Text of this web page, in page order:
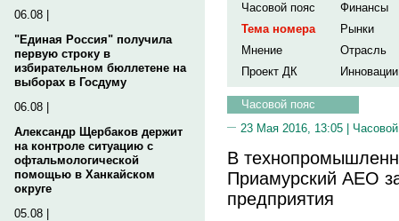
06.08 |
"Единая Россия" получила
первую строку в
избирательном бюллетене на
выборах в Госдуму
06.08 |
Александр Щербаков держит
на контроле ситуацию с
офтальмологической
помощью в Ханкайском
округе
05.08 |
Часовой пояс
Финансы
Тема номера
Рынки
Мнение
Отрасль
Проект ДК
Инновации
Часовой пояс
23 Мая 2016, 13:05 |
В
Приамурский АЕО
предприятия